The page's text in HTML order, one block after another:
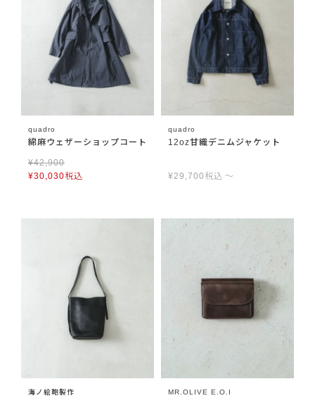
quadro
綿麻ウェザーショップコート
¥42,900
¥30,030税込
quadro
12oz甘織デニムジャケット
¥29,700 税込 〜
海ノ絵鞄製作 MR.OLIVE E.O.I